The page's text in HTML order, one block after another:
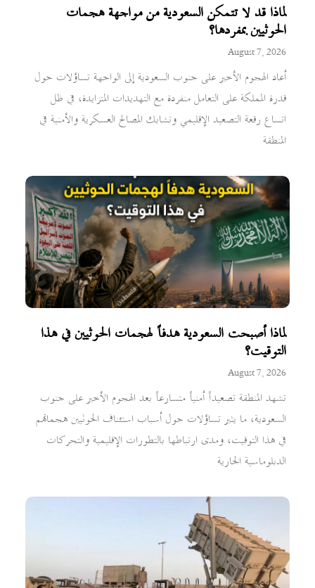
لماذا قد لا تتمكن السعودية من مواجهة هجمات
الحوثيين بمفردها؟
August 7, 2026
أعاد الهجوم الأخير على جنوب السعودية إلى الواجهة تساؤلات حول
قدرة المملكة على التعامل منفردة مع التهديدات المتزايدة، في ظل
اتساع رقعة التصعيد الإقليمي وتشابك المصالح العسكرية والأمنية في
المنطقة
لماذا أصبحت السعودية هدفاً لهجمات الحوثيين في هذا
التوقيت؟
August 7, 2026
تشهد المنطقة تصعيداً أمنياً متسارعاً بعد الهجوم الأخير على جنوب
السعودية، ما يثير تساؤلات حول أسباب استئناف الحوثيين هجماتهم
في هذا التوقيت، ومدى ارتباطها بالتطورات الإقليمية والتحركات
الدبلوماسية الجارية